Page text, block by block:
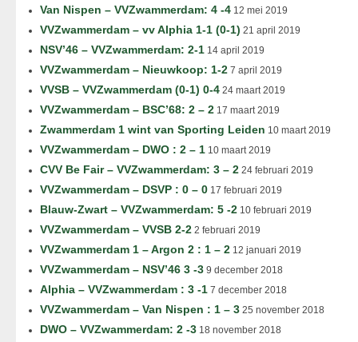
Van Nispen – VVZwammerdam: 4 -4 12 mei 2019
VVZwammerdam – vv Alphia 1-1 (0-1) 21 april 2019
NSV’46 – VVZwammerdam: 2-1 14 april 2019
VVZwammerdam – Nieuwkoop: 1-2 7 april 2019
VVSB – VVZwammerdam (0-1) 0-4 24 maart 2019
VVZwammerdam – BSC’68: 2 – 2 17 maart 2019
Zwammerdam 1 wint van Sporting Leiden 10 maart 2019
VVZwammerdam – DWO : 2 – 1 10 maart 2019
CVV Be Fair – VVZwammerdam: 3 – 2 24 februari 2019
VVZwammerdam – DSVP : 0 – 0 17 februari 2019
Blauw-Zwart – VVZwammerdam: 5 -2 10 februari 2019
VVZwammerdam – VVSB 2-2 2 februari 2019
VVZwammerdam 1 – Argon 2 : 1 – 2 12 januari 2019
VVZwammerdam – NSV’46 3 -3 9 december 2018
Alphia – VVZwammerdam : 3 -1 7 december 2018
VVZwammerdam – Van Nispen : 1 – 3 25 november 2018
DWO – VVZwammerdam: 2 -3 18 november 2018